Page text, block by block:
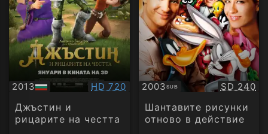
2013
БГ
аудио
Качество:
HD 720
Джъстин и
рицарите на честта
2003SUB
Субтитри SD 240
Шантавите рисунки
отново в действие